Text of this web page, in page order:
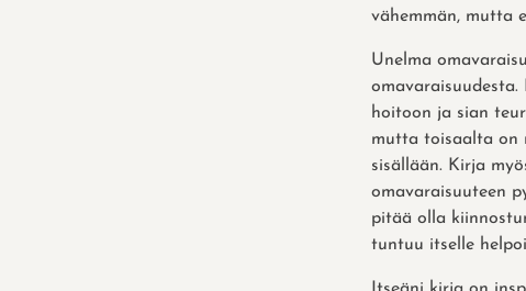
vähemmän, mutta
Unelma
hoitoon ja sian
mutta toisaalta on
sisällään. Kirja
omavaraisuuteen
pitää olla
tuntuu itselle